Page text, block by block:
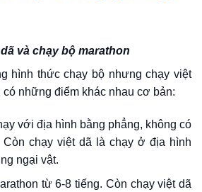
và chạy bộ marathon
hình thức chạy bộ nhưng chạy việt
có những điểm khác nhau cơ bản:
với địa hình bằng phẳng, không có
chạy việt dã là chạy ở địa hình
ngại vật.
từ 6-8 tiếng. Còn chạy việt dã